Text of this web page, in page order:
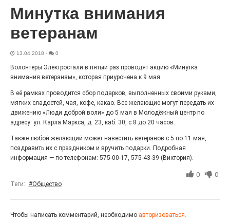
Выставка «Палитра героизма» — новый масштабный
проект, на который электростальцев приглашает к
«Районы-кварталы»
27.07.2026
Радость в квадрате! На этой неделе электростальцев
Минутка внимания
ветеранам
13.04.2018 - 0
Волонтёры Электростали в пятый раз проводят акцию «Минутка
внимания ветеранам», которая приурочена к 9 мая.
В её рамках проводится сбор подарков, выполненных своими руками,
мягких сладостей, чая, кофе, какао. Все желающие могут передать их
движению «Люди доброй воли» до 5 мая в Молодёжный центр по
адресу: ул. Карла Маркса, д. 23, каб. 30, с 8 до 20 часов.
Также любой желающий может навестить ветеранов с 5 по 11 мая,
поздравить их с праздником и вручить подарки. Подробная
информация — по телефонам: 575-00-17, 575-43-39 (Виктория).
0 0
Теги: #Общество
Чтобы написать комментарий, необходимо авторизоваться.